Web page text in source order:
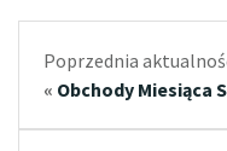
Poprzednia
« Obchody Miesiąca